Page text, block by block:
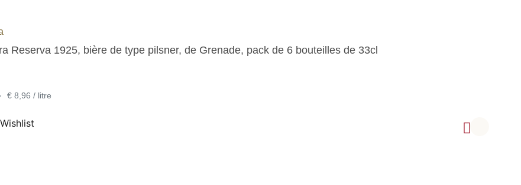
Reserva 1925, bière de type pilsner, de Grenade, pack de 6 bouteilles de 33cl
€ 8,96 / litre